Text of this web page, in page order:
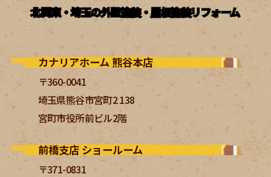
北関東・埼玉の外壁塗装・屋根塗装リフォーム
カナリアホーム 熊谷本店
〒360-0041
埼玉県熊谷市宮町2 138
宮町市役所前ビル2階
前橋支店 ショールーム
〒371-0831